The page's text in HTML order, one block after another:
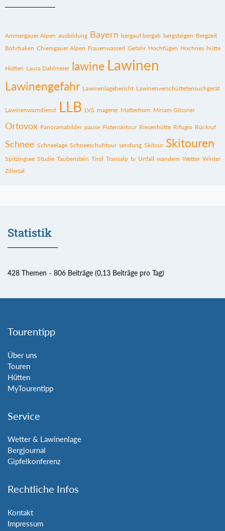
Ammergauer Alpen ausbildung Bayern bergauf bergab bergsteigen Bergzeit
Bohrhaken Chiemgauer Alpen Frauenwasserl Gefahr Hochfügen Hochries hütte
Hütten Laura Dahlmeier lawine Lawinen
Lawinengefahr Lawinenlagebericht Lawinenverschüttetensuchgerät
Lawinenwarndienst LLB LVS magerer Matterhorn Miriam Gössner
Ortovox Panoramabilder pause Pistenskitour Riesenhütte Rifugio Rückruf
Schnee Schneelage Schneeschuhtour sendung Skitour Skitouren
Spitzingsee Studie Taubenstein Tirol Transalp tv Unfall wandern Wetter Winter
Zillertal
Statistik
428 Themen 806 Beiträge (0,13 Beiträge pro Tag)
Tourentipp
Über uns
Touren
Hütten
MyTourentipp
Service
Wetter & Lawinenlage
Bergjournal
Gipfelkonferenz
Rechtliche Infos
Kontakt
Impressum